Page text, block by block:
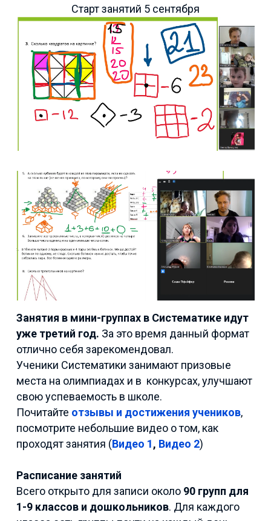
Старт занятий 5 сентября
Занятия в мини-группах в Систематике идут
уже третий год. За это время данный формат
отлично себя зарекомендовал.
Ученики Систематики занимают призовые
места на олимпиадах и в конкурсах, улучшают
свою успеваемость в школе.
Почитайте отзывы и достижения учеников,
посмотрите небольшие видео о том, как
проходят занятия (Видео 1, Видео 2)
Расписание занятий
Всего открыто для записи около 90 групп для
1-9 классов и дошкольников. Для каждого